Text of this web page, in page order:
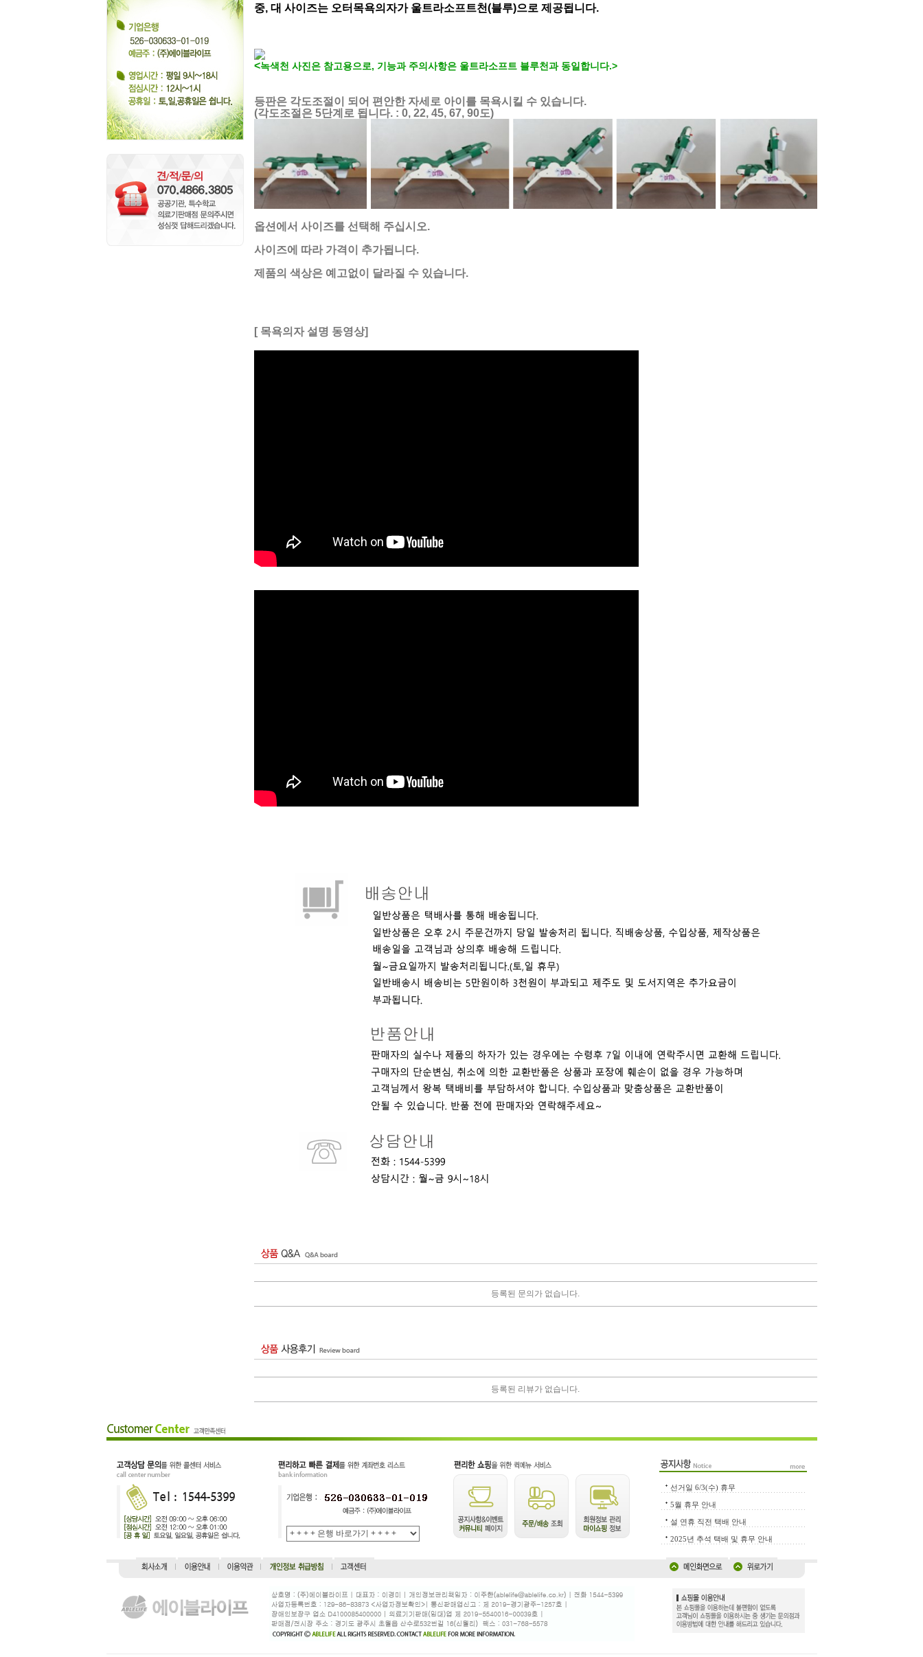
중, 대 사이즈는 오터목욕의자가 울트라소프트천(블루)으로 제공됩니다.
<녹색천 사진은 참고용으로, 기능과 주의사항은 울트라소프트 블루천과 동일합니다.>
등판은 각도조절이 되어 편안한 자세로 아이를 목욕시킬 수 있습니다.
(각도조절은 5단계로 됩니다. : 0, 22, 45, 67, 90도)
옵션에서 사이즈를 선택해 주십시오.
사이즈에 따라 가격이 추가됩니다.
제품의 색상은 예고없이 달라질 수 있습니다.
[ 목욕의자 설명 동영상]
등록된 문의가 없습니다.
등록된 리뷰가 없습니다.
선거일 6/3(수) 휴무
5월 휴무 안내
설 연휴 직전 택배 안내
2025년 추석 택배 및 휴무 안내